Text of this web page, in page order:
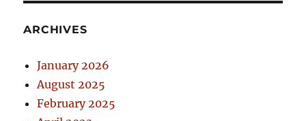
ARCHIVES
January 2026
August 2025
February 2025